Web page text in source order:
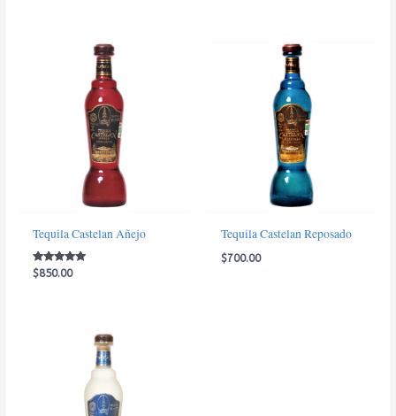
Tequila Castelan Añejo
Valorado con
5.00
$850.00
Tequila Castelan Reposado
$700.00